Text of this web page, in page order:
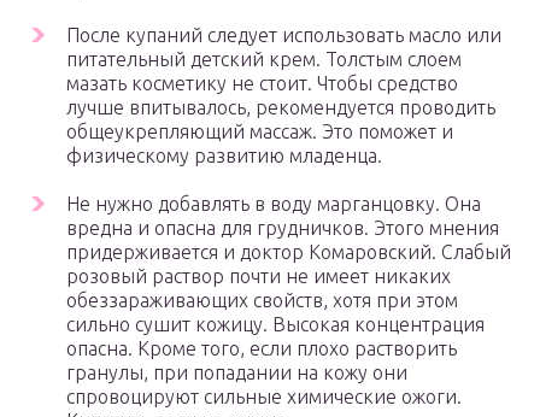
После купаний следует использовать масло или
питательный детский крем. Толстым слоем
мазать косметику не стоит. Чтобы средство
лучше впитывалось, рекомендуется проводить
общеукрепляющий массаж. Это поможет и
физическому развитию младенца.
Не нужно добавлять в воду марганцовку. Она
вредна и опасна для грудничков. Этого мнения
придерживается и доктор Комаровский. Слабый
розовый раствор почти не имеет никаких
обеззараживающих свойств, хотя при этом
сильно сушит кожицу. Высокая концентрация
опасна. Кроме того, если плохо растворить
гранулы, при попадании на кожу они
спровоцируют сильные химические ожоги.